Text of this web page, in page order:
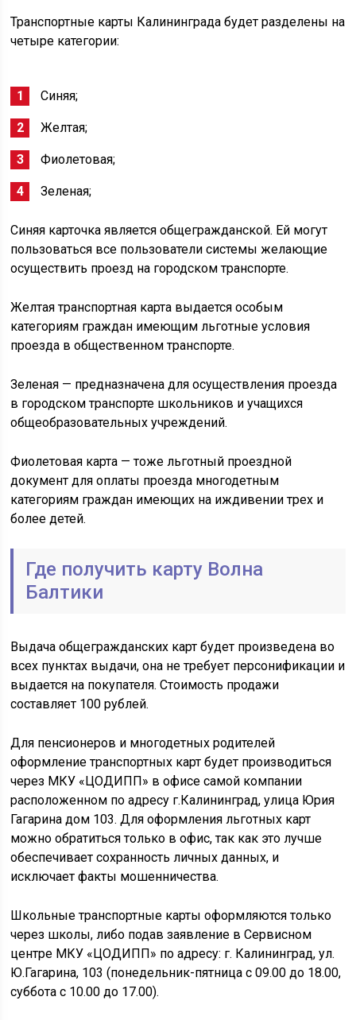
Транспортные карты Калининграда будет разделены на
четыре категории:
Синяя;
Желтая;
Фиолетовая;
Зеленая;
Синяя карточка является общегражданской. Ей могут
пользоваться все пользователи системы желающие
осуществить проезд на городском транспорте.
Желтая транспортная карта выдается особым
категориям граждан имеющим льготные условия
проезда в общественном транспорте.
Зеленая — предназначена для осуществления проезда
в городском транспорте школьников и учащихся
общеобразовательных учреждений.
Фиолетовая карта — тоже льготный проездной
документ для оплаты проезда многодетным
категориям граждан имеющих на иждивении трех и
более детей.
Где получить карту Волна
Балтики
Выдача общегражданских карт будет произведена во
всех пунктах выдачи, она не требует персонификации и
выдается на покупателя. Стоимость продажи
составляет 100 рублей.
Для пенсионеров и многодетных родителей
оформление транспортных карт будет производиться
через МКУ «ЦОДИПП» в офисе самой компании
расположенном по адресу г.Калининград, улица Юрия
Гагарина дом 103. Для оформления льготных карт
можно обратиться только в офис, так как это лучше
обеспечивает сохранность личных данных, и
исключает факты мошенничества.
Школьные транспортные карты оформляются только
через школы, либо подав заявление в Сервисном
центре МКУ «ЦОДИПП» по адресу: г. Калининград, ул.
Ю.Гагарина, 103 (понедельник-пятница с 09.00 до 18.00,
суббота с 10.00 до 17.00).